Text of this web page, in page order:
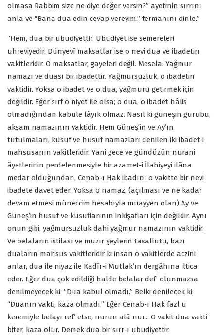
olmasa Rabbim size ne diye değer versin?” ayetinin sırrını
anla ve “Bana dua edin cevap vereyim.” fermanını dinle.”
“Hem, dua bir ubudiyettir. Ubudiyet ise semereleri
uhreviyedir. Dünyevî maksatlar ise o nevi dua ve ibadetin
vakitleridir. O maksatlar, gayeleri değil. Mesela: Yağmur
namazı ve duası bir ibadettir. Yağmursuzluk, o ibadetin
vaktidir. Yoksa o ibadet ve o dua, yağmuru getirmek için
değildir. Eğer sırf o niyet ile olsa; o dua, o ibadet hâlis
olmadığından kabule lâyık olmaz. Nasıl ki güneşin gurubu,
akşam namazının vaktidir. Hem Güneş’in ve Ay’ın
tutulmaları, küsuf ve husuf namazları denilen iki ibadet-i
mahsusanın vakitleridir. Yani gece ve gündüzün nurani
âyetlerinin perdelenmesiyle bir azamet-i İlahiyeyi ilâna
medar olduğundan, Cenab-ı Hak ibadını o vakitte bir nevi
ibadete davet eder. Yoksa o namaz, (açılması ve ne kadar
devam etmesi müneccim hesabıyla muayyen olan) Ay ve
Güneş’in husuf ve küsuflarının inkişafları için değildir. Aynı
onun gibi, yağmursuzluk dahi yağmur namazının vaktidir.
Ve belaların istilası ve muzır şeylerin tasallutu, bazı
duaların mahsus vakitleridir ki insan o vakitlerde aczini
anlar, dua ile niyaz ile Kadîr-i Mutlak’ın dergâhına iltica
eder. Eğer dua çok edildiği halde belalar def’ olunmazsa
denilmeyecek ki: “Dua kabul olmadı.” Belki denilecek ki:
“Duanın vakti, kaza olmadı.” Eğer Cenab-ı Hak fazl u
keremiyle belayı ref’ etse; nurun alâ nur... O vakit dua vakti
biter, kaza olur. Demek dua bir sırr-ı ubudiyettir.